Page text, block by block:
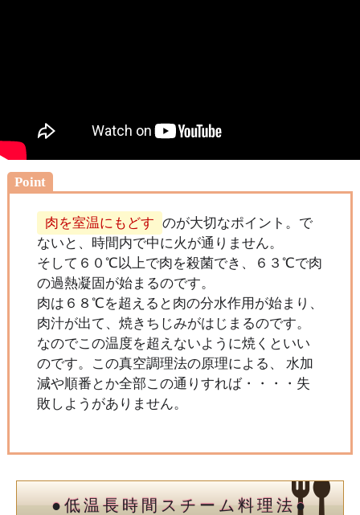
Point
肉を室温にもどす のが大切なポイント。で
ないと、時間内で中に火が通りません。
そして６０℃以上で肉を殺菌でき、６３℃で肉
の過熱凝固が始まるのです。
肉は６８℃を超えると肉の分水作用が始まり、
肉汁が出て、焼きちじみがはじまるのです。
なのでこの温度を超えないように焼くといい
のです。この真空調理法の原理による、 水加
減や順番とか全部この通りすれば・・・・失
敗しようがありません。
●低温長時間スチーム料理法●